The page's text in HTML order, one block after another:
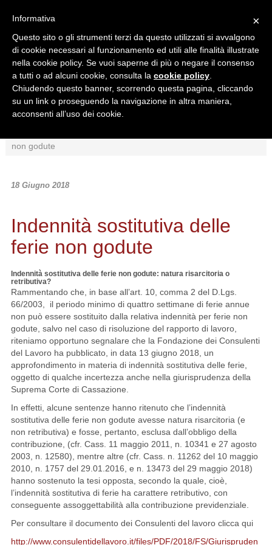
Ricerca in:
Sezione corrente
Tutto il sito
non godute
18 Giugno 2018
Indennità sostitutiva delle
ferie non godute
Indennità sostitutiva delle ferie non godute: natura risarcitoria o
retributiva?
Rammentando che, in base all’art. 10, comma 2 del D.Lgs.
66/2003, il periodo minimo di quattro settimane di ferie annue
non può essere sostituito dalla relativa indennità per ferie non
godute, salvo nel caso di risoluzione del rapporto di lavoro,
riteniamo opportuno segnalare che la Fondazione dei Consulenti
del Lavoro ha pubblicato, in data 13 giugno 2018, un
approfondimento in materia di indennità sostitutiva delle ferie,
oggetto di qualche incertezza anche nella giurisprudenza della
Suprema Corte di Cassazione.
In effetti, alcune sentenze hanno ritenuto che l’indennità
sostitutiva delle ferie non godute avesse natura risarcitoria (e
non retributiva) e fosse, pertanto, esclusa dall’obbligo della
contribuzione, (cfr. Cass. 11 maggio 2011, n. 10341 e 27 agosto
2003, n. 12580), mentre altre (cfr. Cass. n. 11262 del 10 maggio
2010, n. 1757 del 29.01.2016, e n. 13473 del 29 maggio 2018)
hanno sostenuto la tesi opposta, secondo la quale, cioè,
l’indennità sostitutiva di ferie ha carattere retributivo, con
conseguente assoggettabilità alla contribuzione previdenziale.
Per consultare il documento dei Consulenti del lavoro clicca qui
http://www.consulentidellavoro.it/files/PDF/2018/FS/Giurispruden
×
Informativa
Questo sito o gli strumenti terzi da questo utilizzati si avvalgono
di cookie necessari al funzionamento ed utili alle finalità illustrate
nella cookie policy. Se vuoi saperne di più o negare il consenso
a tutti o ad alcuni cookie, consulta la cookie policy
Chiudendo questo banner, scorrendo questa pagina, cliccando
su un link o proseguendo la navigazione in altra maniera,
acconsenti all’uso dei cookie.